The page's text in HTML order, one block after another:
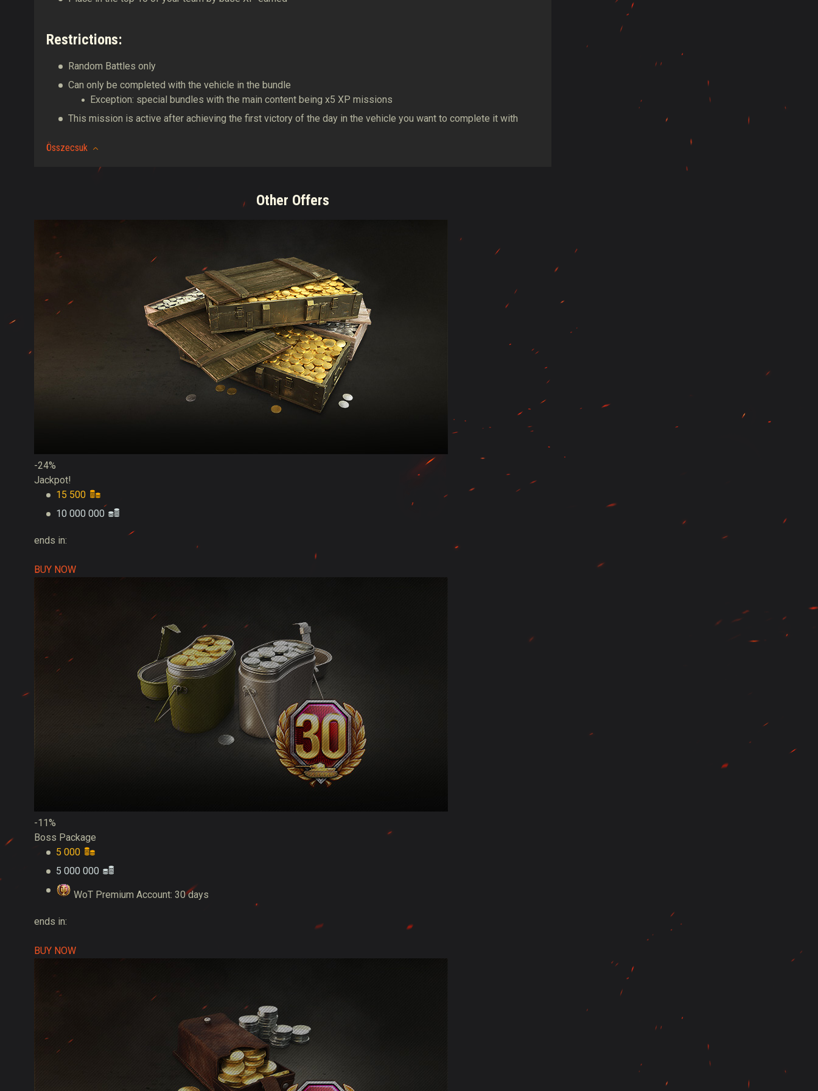
Restrictions:
Random Battles only
Can only be completed with the vehicle in the bundle
Exception: special bundles with the main content being x5 XP missions
This mission is active after achieving the first victory of the day in the vehicle you want to complete it with
Összecsuk
Other Offers
-24%
Jackpot!
15 500
10 000 000
ends in:
BUY NOW
-11%
Boss Package
5 000
5 000 000
WoT Premium Account: 30 days
ends in:
BUY NOW